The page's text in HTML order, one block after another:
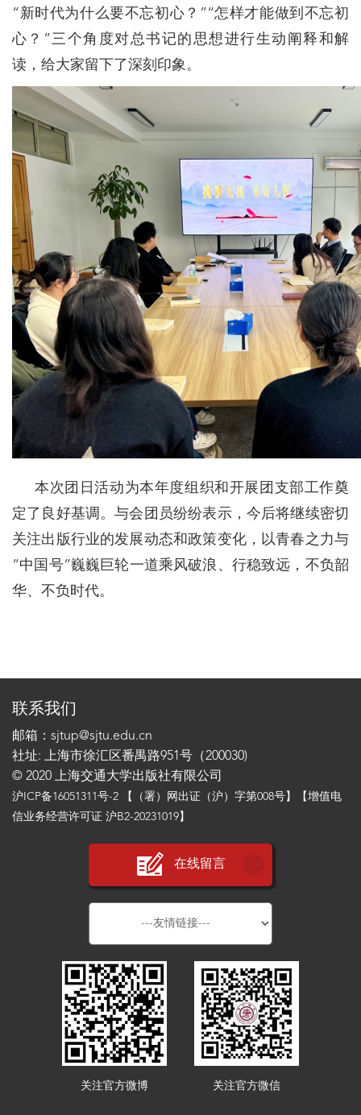
“新时代为什么要不忘初心？”“怎样才能做到不忘初
心？”三个角度对总书记的思想进行生动阐释和解
读，给大家留下了深刻印象。
本次团日活动为本年度组织和开展团支部工作奠
定了良好基调。与会团员纷纷表示，今后将继续密切
关注出版行业的发展动态和政策变化，以青春之力与
“中国号”巍巍巨轮一道乘风破浪、行稳致远，不负韶
华、不负时代。
联系我们
邮箱：sjtup@sjtu.edu.cn
社址: 上海市徐汇区番禺路951号（200030)
© 2020 上海交通大学出版社有限公司
沪ICP备16051311号-2 【（署）网出证（沪）字第008号】【增值电
信业务经营许可证 沪B2-20231019】
在线留言
关注官方微博 关注官方微信